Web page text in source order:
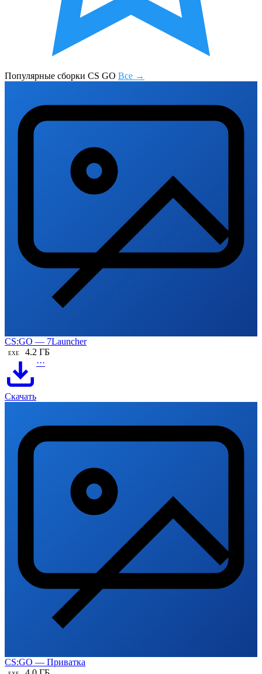
Популярные сборки CS GO Все →
CS:GO — 7Launcher
EXE 4.2 ГБ
Скачать
···
CS:GO — Приватка